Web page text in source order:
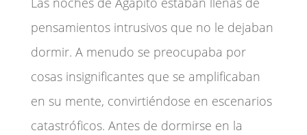
pensamientos intrusivos que no le dejaban
dormir. A menudo se preocupaba por
cosas insignificantes que se amplificaban
en su mente, convirtiéndose en escenarios
catastróficos. Antes de dormirse en la